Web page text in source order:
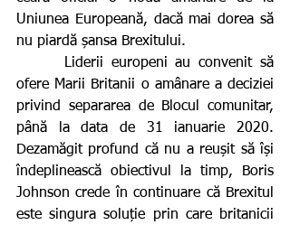
Uniunea Europeană, dacă mai dorea să
nu piardă șansa Brexitului.
ofere Marii Britanii o amânare a deciziei
privind separarea de Blocul comunitar,
până la data de 31 ianuarie 2020.
Dezamăgit profund că nu a reușit să își
îndeplinească obiectivul la timp, Boris
Johnson crede în continuare că Brexitul
este singura soluție prin care britanicii